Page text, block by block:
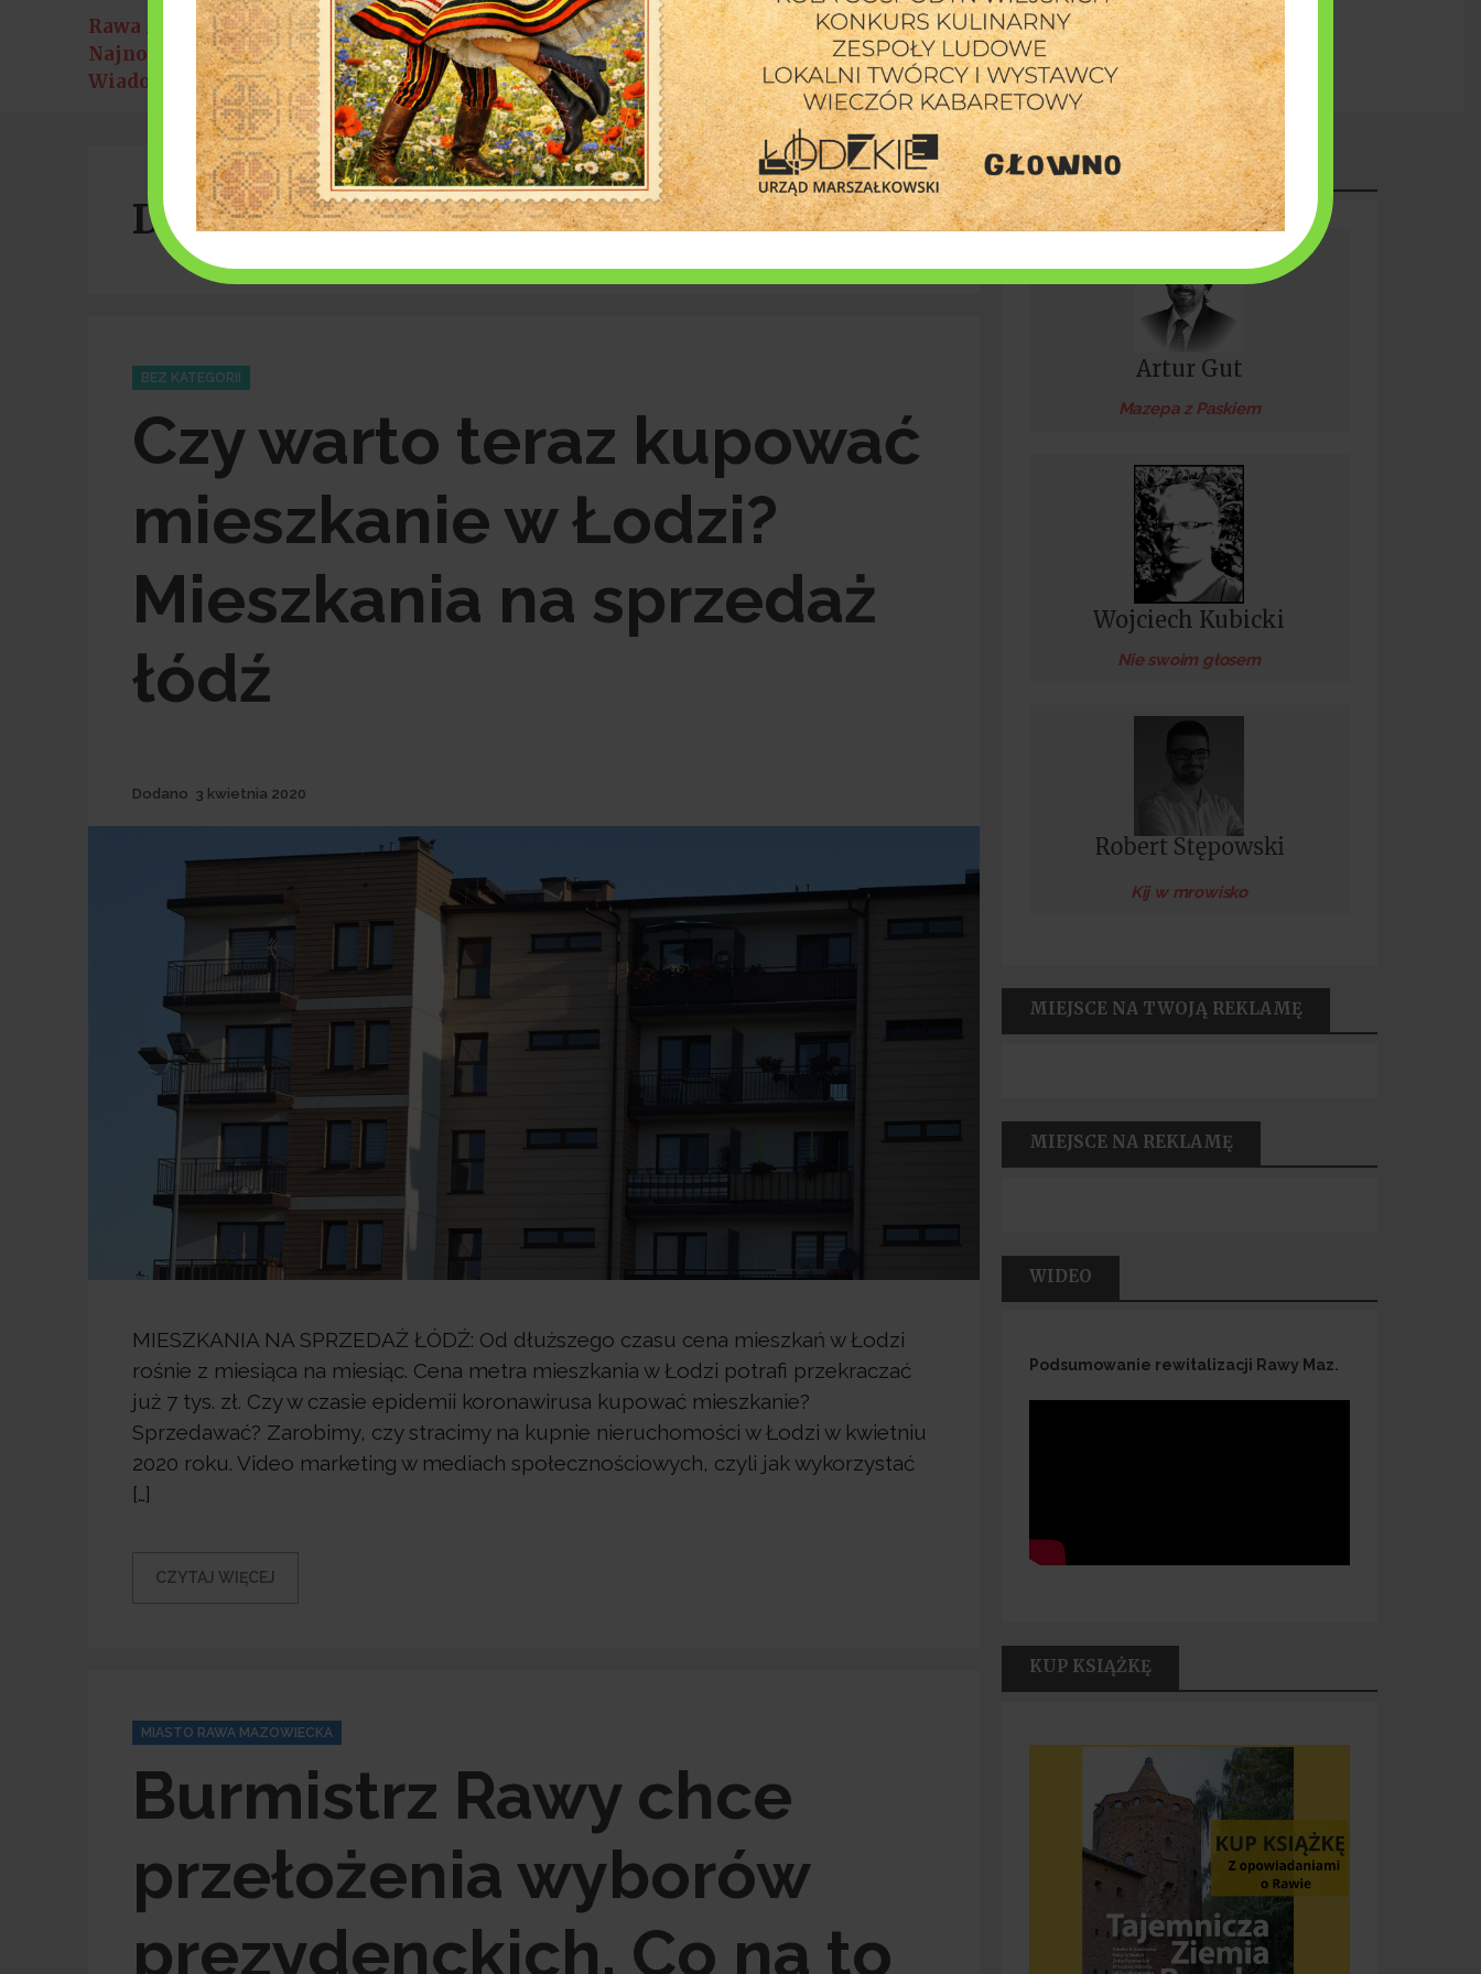
Rawa Mazowiecka
Najnowsze
Wiadomości:
w parku miejskim [8 sierpnia] 6 sierpnia 2026
Bałkańskie rytmy i nauka tańca na starówce w Rawie Mazowieckiej
6 sierpnia 2026 Burmistrz Piotr Irla: Inwestujemy w
Dzień:2020-04-03
Categories
BEZ KATEGORII
Czy warto teraz kupować
mieszkanie w Łodzi?
Mieszkania na sprzedaż
łódź
Dodano 3 kwietnia 2020
MIESZKANIA NA SPRZEDAŻ ŁÓDŹ: Od dłuższego czasu cena mieszkań w Łodzi
rośnie z miesiąca na miesiąc. Cena metra mieszkania w Łodzi potrafi przekraczać
już 7 tys. zł. Czy w czasie epidemii koronawirusa kupować mieszkanie?
Sprzedawać? Zarobimy, czy stracimy na kupnie nieruchomości w Łodzi w kwietniu
2020 roku. Video marketing w mediach społecznościowych, czyli jak wykorzystać
[…]
CZYTAJ WIĘCEJ
Categories
MIASTO RAWA MAZOWIECKA
Burmistrz Rawy chce
przełożenia wyborów
prezydenckich. Co na to
PUBLICYSTYKA
Artur Gut
Mazepa z Paskiem
Wojciech Kubicki
Nie swoim głosem
Kij w mrowisko
MIEJSCE NA TWOJĄ REKLAMĘ
MIEJSCE NA REKLAMĘ
WIDEO
Podsumowanie rewitalizacji Rawy Maz.
KUP KSIĄŻKĘ